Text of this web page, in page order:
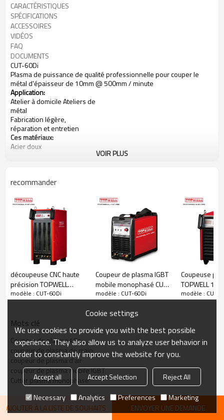
CARACTÉRISTIQUES
SPÉCIFICATIONS
ACCESSOIRES
VIDÉOS
FAQ
DOCUMENTS
CUT-60Di
Plasma de puissance de qualité professionnelle pour couper le
métal d'épaisseur de 10mm @ 500mm / minute
Application:
Atelier à domicile Ateliers de
métal
Fabrication légère,
réparation et entretien
Ces matériaux:
Acier doux
Puissance d'entrée: 200-240V, monophasé
Puissance
à 40 ° C (104 ° F):
60A à 110V @ 60%
Poids decycle de fonctionnement: 19KG
VOIR PLUS
recommander
découpeuse CNC haute
précision TOPWELL
plasma CUT-200HD CNC
modèle : CUT-60Di
Coupeur de plasma IGBT
mobile monophasé CUT-
40Di
modèle : CUT-60Di
Coupeuse
TOPWELL
CUT-100HD
modèle : CUT-
Mots clé
Coupeur de plasma 40a
coupeur de plasma de main
coupeur de plasma d'air
coupeur de plasma mobile IGBT
Cutter plasma monophasé
AJOUTER À LA LISTE DE SOUHAITS ENVOYER UNE DEMANDE
Cookie settings
We use cookies to provide you with the best possible
experience. They also allow us to analyze user behavior in
order to constantly improve the website for you.
Accept all Accept Selection
Reject All
Necessary
Analytics Preferences Marketing